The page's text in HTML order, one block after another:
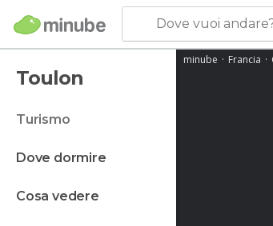
Dove vuoi
Toulon
turismo
dove dormire
cosa vedere
minube Francia